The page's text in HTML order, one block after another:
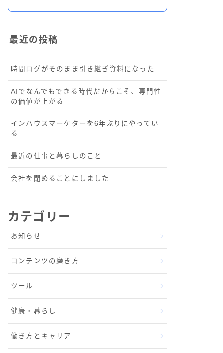
最近の投稿
時間ログがそのまま引き継ぎ資料になった
AIでなんでもできる時代だからこそ、専門性
の価値が上がる
インハウスマーケターを6年ぶりにやってい
る
最近の仕事と暮らしのこと
会社を閉めることにしました
カテゴリー
お知らせ
コンテンツの磨き方
ツール
健康・暮らし
働き方とキャリア